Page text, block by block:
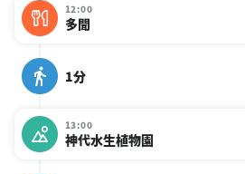
12:00
多聞
1分
13:00
神代水生植物園